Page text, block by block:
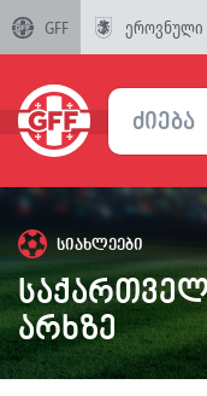
GFF ეროვნული
სიახლეები
არხზე